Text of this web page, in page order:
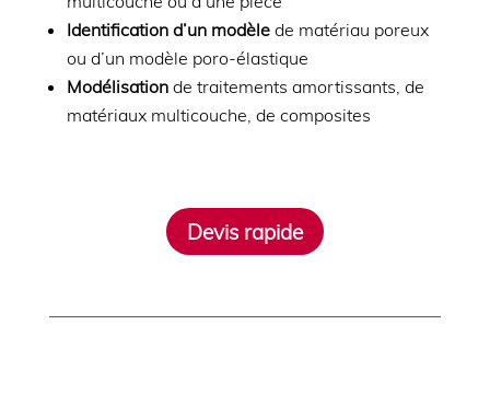
Identification d’un modèlede matériau poreux
ou d’un modèle poro-élastique
Modélisationde traitements amortissants, de
matériaux multicouche, de composites
Devis rapide